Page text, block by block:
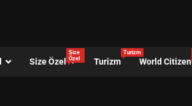
Size Özel
Size
Özel
Turizm
Turizm
World Citizen